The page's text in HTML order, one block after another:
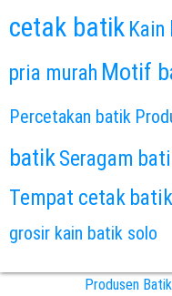
cetak batik Kain
pria murah Motif
Percetakan batik
batik Seragam
Tempat cetak batik
grosir kain batik solo
Produsen